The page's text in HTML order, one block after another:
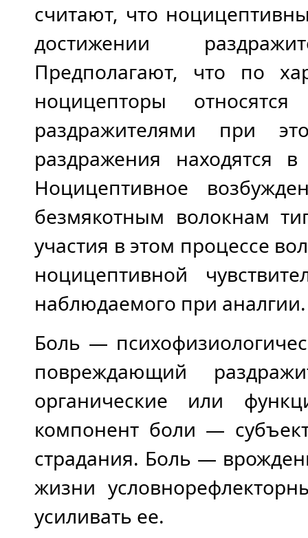
считают, что
достижении
Предполагают, что по
ноцицепторы
раздражителями при
раздражения находятся
Ноцицептивное
безмякотным волокнам
участия в этом процессе
ноцицептивной
наблюдаемого при аналгии.
Боль —
повреждающий
органические или
компонент боли —
страдания. Боль —
жизни
усиливать ее.